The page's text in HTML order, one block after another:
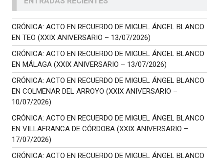
CRÓNICA: ACTO EN RECUERDO DE MIGUEL ÁNGEL BLANCO
EN TEO (XXIX ANIVERSARIO – 13/07/2026)
CRÓNICA: ACTO EN RECUERDO DE MIGUEL ÁNGEL BLANCO
EN MÁLAGA (XXIX ANIVERSARIO – 13/07/2026)
CRÓNICA: ACTO EN RECUERDO DE MIGUEL ÁNGEL BLANCO
EN COLMENAR DEL ARROYO (XXIX ANIVERSARIO –
10/07/2026)
CRÓNICA: ACTO EN RECUERDO DE MIGUEL ÁNGEL BLANCO
EN VILLAFRANCA DE CÓRDOBA (XXIX ANIVERSARIO –
17/07/2026)
CRÓNICA: ACTO EN RECUERDO DE MIGUEL ÁNGEL BLANCO